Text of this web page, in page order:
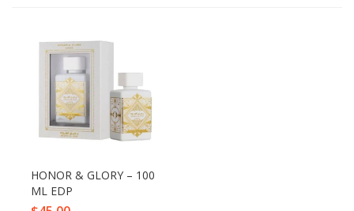
Recordarme
Iniciar Sesión
HONOR & GLORY – 100
ML EDP